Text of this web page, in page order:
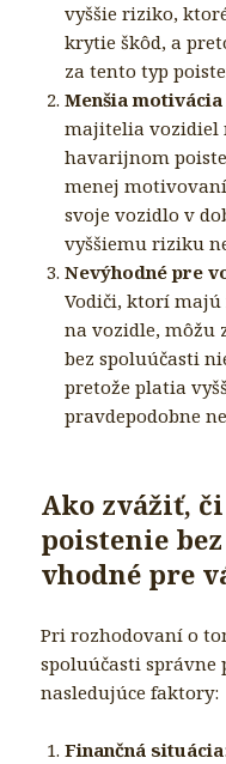
vyššie riziko,
krytie škôd, a
za tento typ
Menšia
majitelia vozidiel
havarijnom
menej
svoje vozidlo v
vyššiemu riziku
Nevýhodné pre
Vodiči, ktorí majú
na vozidle, môžu
bez spoluúčasti
pretože platia
pravdepodobne
Ako zvážiť,
poistenie
vhodné pre
Pri rozhodovaní o
spoluúčasti správne
nasledujúce faktory:
Finančná situácia